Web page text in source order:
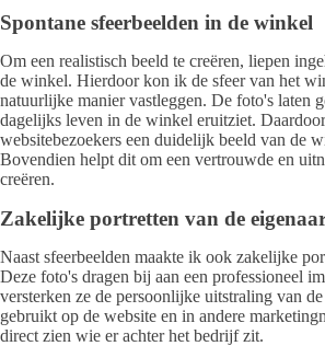
Spontane sfeerbeelden in de winkel
Om een realistisch beeld te creëren, liepen
de winkel. Hierdoor kon ik de sfeer van het
natuurlijke manier vastleggen. De foto's laten
dagelijks leven in de winkel eruitziet.
websitebezoekers een duidelijk beeld van de
Bovendien helpt dit om een vertrouwde en
creëren.
Zakelijke portretten van de
Naast sfeerbeelden maakte ik ook zakelijke
Deze foto's dragen bij aan een professioneel
versterken ze de persoonlijke uitstraling van
gebruikt op de website en in andere
direct zien wie er achter het bedrijf zit.